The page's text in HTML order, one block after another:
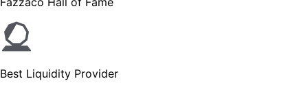
Best Liquidity Provider